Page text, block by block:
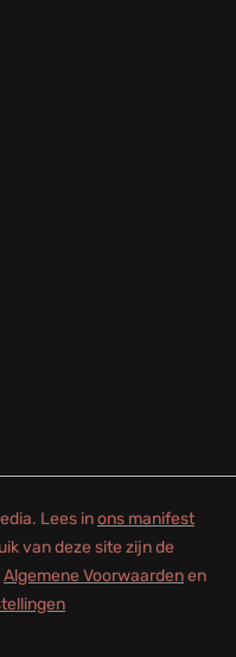
Lees inons manifest
van deze site zijn de
Algemene Voorwaardenen